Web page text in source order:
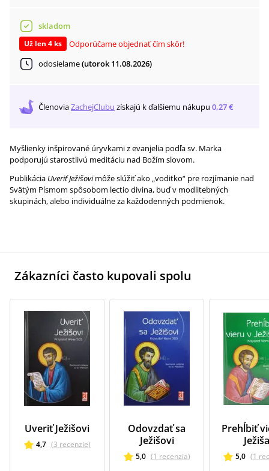
skladom
Už len 4 ks
Odporúčame objednať čím skôr!
odosielame(utorok 11.08.2026)
ČlenoviaZachejClubu získajú k ďalšiemu nákupu 0,27 €
Myšlienky inšpirované úryvkami z evanjelia podľa sv. Marka
podporujú starostlivú meditáciu nad Božím slovom.
Publikácia Uveriť Ježišovimôže slúžiť ako „voditko“ pre rozjímanie nad
Svätým Písmom spôsobom lectio divina, buď v modlitebných
skupinách, alebo individuálne za každodenných podmienok.
Zákazníci často kupovali spolu
Uveriť Ježišovi
4,7 (3 recenzie)
Odovzdať sa
Ježišovi
5,0 (1 recenzia)
Prehĺbiť
Ježiša
5,0 (1